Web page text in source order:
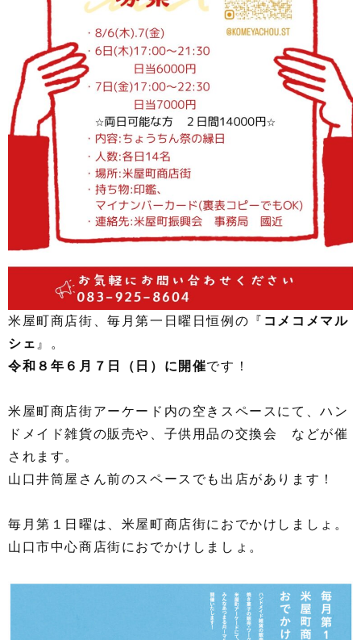
米屋町商店街、毎月第一日曜日恒例の『 コメコメマル
シェ 』。
令和８ 年６月７日（日）に開催です！
米屋町商店街アーケード内の空きスペースにて、ハン
ドメイド雑貨の販売や、子供用品の交換会 などが催
されます。
山口井筒屋さん前のスペースでも出店があります！
毎月第１日曜は、米屋町商店街におでかけしましょ。
山口市中心商店街におでかけしましょ。